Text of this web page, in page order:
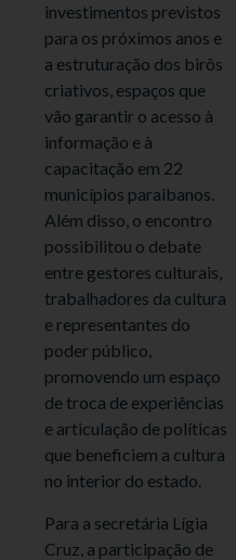
investimentos previstos
para os próximos anos e
a estruturação dos birôs
criativos, espaços que
vão garantir o acesso à
informação e à
capacitação em 22
municípios paraibanos.
Além disso, o encontro
possibilitou o debate
entre gestores culturais,
trabalhadores da cultura
e representantes do
poder público,
promovendo um espaço
de troca de experiências
e articulação de políticas
que beneficiem a cultura
no interior do estado.
Para a secretária Lígia
Cruz, a participação de